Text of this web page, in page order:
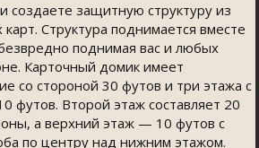
создаете защитную структуру из
Структура поднимается вместе
поднимая вас и любых
Карточный домик имеет
со стороной 30 футов и три этажа с
футов. Второй этаж составляет 20
а верхний этаж — 10 футов с
по центру над нижним этажом.